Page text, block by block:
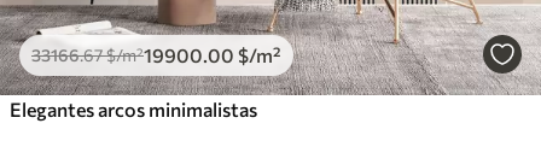
33166.67$/m²19900 .00 $/m²
Elegantes arcos minimalistas